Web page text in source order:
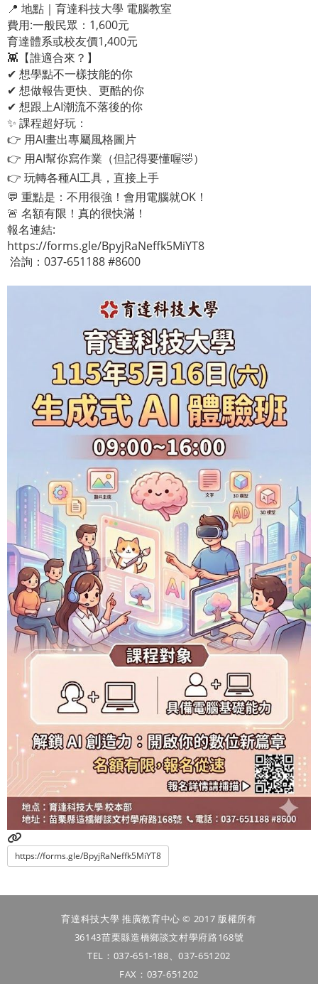
📍 地點｜育達科技大學 電腦教室
費用:一般民眾：1,600元
育達體系或校友價1,400元
👾【誰適合來？】
✔ 想學點不一樣技能的你
✔ 想做報告更快、更酷的你
✔ 想跟上AI潮流不落後的你
✨ 課程超好玩：
👉 用AI畫出專屬風格圖片
👉 用AI幫你寫作業（但記得要懂喔🤣）
👉 玩轉各種AI工具，直接上手
💬 重點是：不用很強！會用電腦就OK！
🚨 名額有限！真的很快滿！
報名連結:
https://forms.gle/BpyjRaNeffk5MiYT8
洽詢：037-651188 #8600
https://forms.gle/BpyjRaNeffk5MiYT8
育達科技大學 推廣教育中心 © 2017 版權所有
36143苗栗縣造橋鄉談文村學府路168號
TEL：037-651-188、037-651202
FAX：037-651202